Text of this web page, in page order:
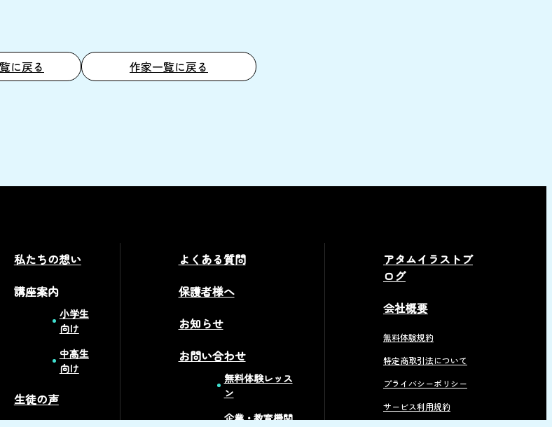
に戻る 作家一覧に戻る
私たちの想い
講座案内
小学生
向け
中高生
向け
生徒の声
よくある質問
保護者様へ
お知らせ
お問い合わせ
無料体験レッス
ン
企業・教育機関
アタムイラストブ
ログ
会社概要
無料体験規約
特定商取引法について
プライバシーポリシー
サービス利用規約